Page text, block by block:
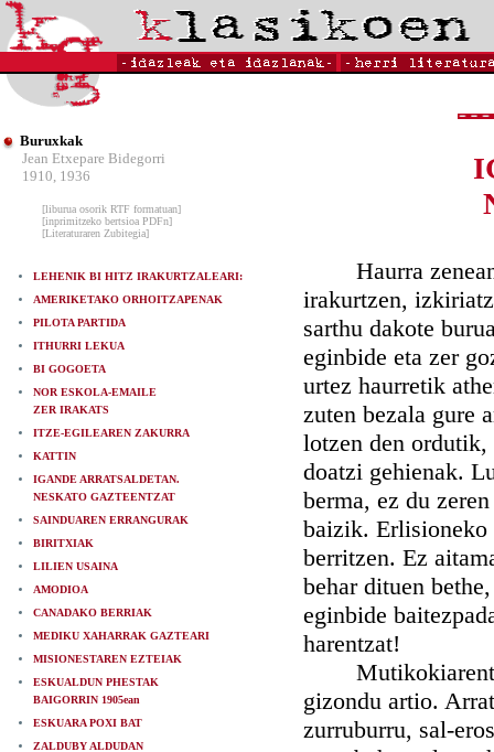
Buruxkak
Jean Etxepare Bidegorri
1910, 1936
[liburua osorik RTF formatuan]
[inprimitzeko bertsioa PDFn]
[Literaturaren Zubitegia]
LEHENIK BI HITZ IRAKURTZALEARI:
AMERIKETAKO ORHOITZAPENAK
PILOTA PARTIDA
ITHURRI LEKUA
BI GOGOETA
NOR ESKOLA-EMAILE
ZER IRAKATS
ITZE-EGILEAREN ZAKURRA
KATTIN
IGANDE ARRATSALDETAN.
NESKATO GAZTEENTZAT
SAINDUAREN ERRANGURAK
BIRITXIAK
LILIEN USAINA
AMODIOA
CANADAKO BERRIAK
MEDIKU XAHARRAK GAZTEARI
MISIONESTAREN EZTEIAK
ESKUALDUN PHESTAK
BAIGORRIN 1905ean
ESKUARA POXI BAT
ZALDUBY ALDUDAN
Haurra zenean
irakurtzen,
sarthu dakote
eginbide eta zer
urtez haurretik
zuten bezala
lotzen den ordutik,
doatzi gehienak.
berma, ez du
baizik. Erlisioneko
berritzen. Ez
behar dituen
eginbide
harentzat!
gizondu artio.
zurruburru, sal-